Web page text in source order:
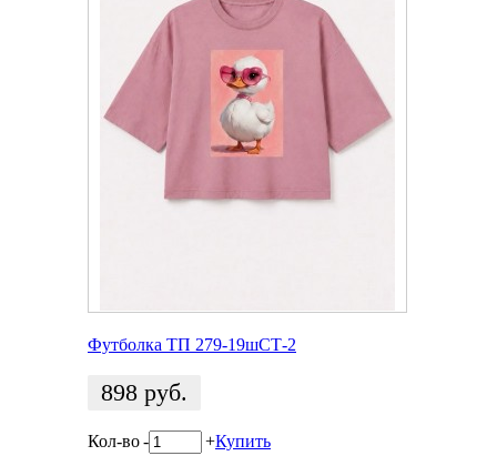
Футболка ТП 279-19шСТ-2
898 руб.
Кол-во- +Купить